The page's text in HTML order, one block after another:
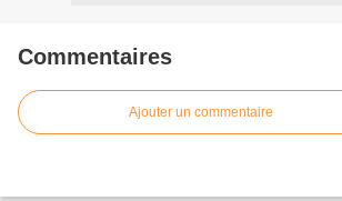
Commentaires
Ajouter un commentaire